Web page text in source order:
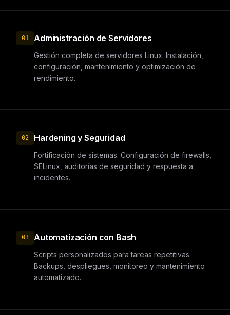
01 Administración de Servidores
Gestión completa de servidores Linux. Instalación,
configuración, mantenimiento y optimización de
rendimiento.
02 Hardening y Seguridad
Fortificación de sistemas. Configuración de firewalls,
SELinux, auditorías de seguridad y respuesta a
incidentes.
03 Automatización con Bash
Scripts personalizados para tareas repetitivas.
Backups, despliegues, monitoreo y mantenimiento
automatizado.